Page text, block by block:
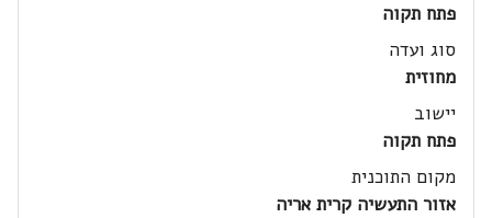
פתח תקוה
סוג ועדה
מחוזית
יישוב
פתח תקוה
מקום התוכנית
אזור התעשיה קרית אריה